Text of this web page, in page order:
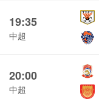
19:35
中超
20:00
中超